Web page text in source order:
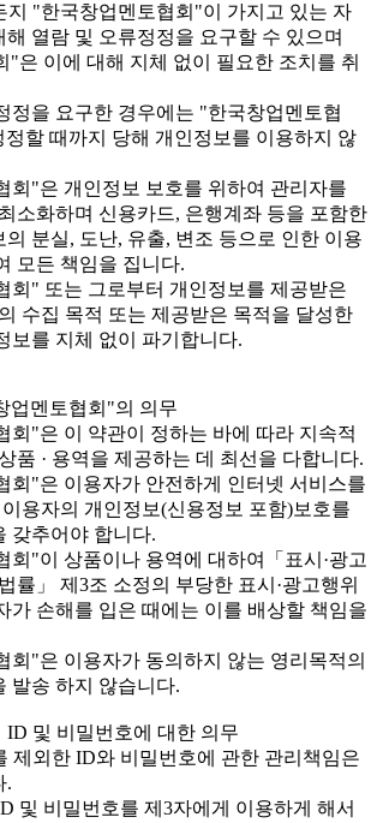
지 "한국창업멘토협회"이 가지고 있는 자
열람 및 오류정정을 요구할 수 있으며
"은 이에 대해 지체 없이 필요한 조치를 취
정을 요구한 경우에는 "한국창업멘토협
할 때까지 당해 개인정보를 이용하지 않
회"은 개인정보 보호를 위하여 관리자를
소화하며 신용카드, 은행계좌 등을 포함한
분실, 도난, 유출, 변조 등으로 인한 이용
모든 책임을 집니다.
회" 또는 그로부터 개인정보를 제공받은
수집 목적 또는 제공받은 목적을 달성한
보를 지체 없이 파기합니다.
업멘토협회"의 의무
회"은 이 약관이 정하는 바에 따라 지속적
품 · 용역을 제공하는 데 최선을 다합니다.
회"은 이용자가 안전하게 인터넷 서비스를
용자의 개인정보(신용정보 포함)보호를
갖추어야 합니다.
회"이 상품이나 용역에 대하여「표시·광고
률」 제3조 소정의 부당한 표시·광고행위
가 손해를 입은 때에는 이를 배상할 책임을
회"은 이용자가 동의하지 않는 영리목적의
발송 하지 않습니다.
및 비밀번호에 대한 의무
제외한 ID와 비밀번호에 관한 관리책임은
.
및 비밀번호를 제3자에게 이용하게 해서